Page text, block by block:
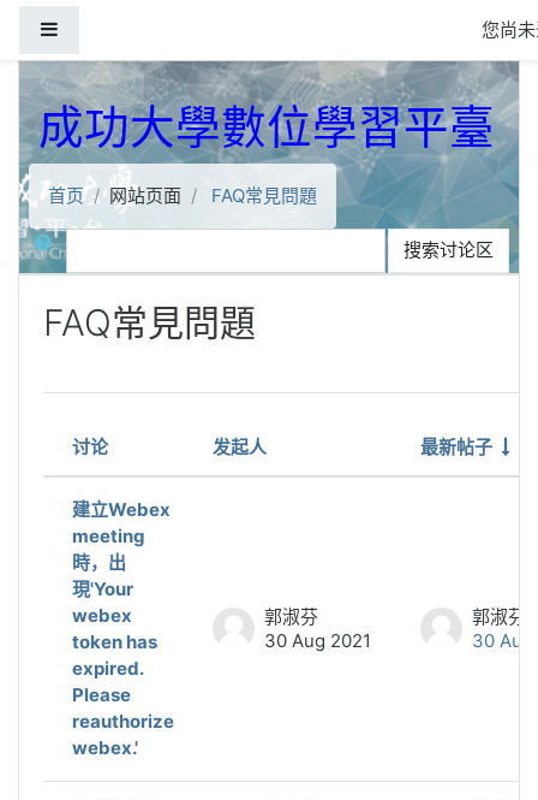
您尚
成功大學數位學習平臺
首页 网站页面
FAQ常見問題
搜索
搜索讨论区
FAQ常見問題
状态
讨论 发起人 最新帖子
建立Webex
meeting
時，出
現'Your
webex
token has
expired.
Please
reauthorize
webex.'
郭淑芬
30 Aug 2021
郭淑芬
30 Aug